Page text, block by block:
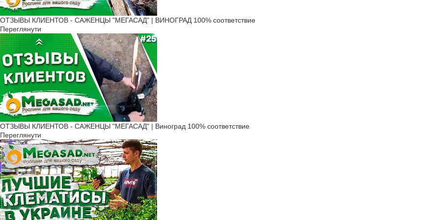
ОТЗЫВЫ КЛИЕНТОВ - САЖЕНЦЫ "МЕГАСАД" | ВИНОГРАД 100% соответствие
Переглянути
ОТЗЫВЫ КЛИЕНТОВ - САЖЕНЦЫ "МЕГАСАД" | Виноград 100% соответствие
Переглянути